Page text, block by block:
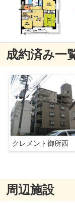
成約済み一
クレメント御所西
周辺施設